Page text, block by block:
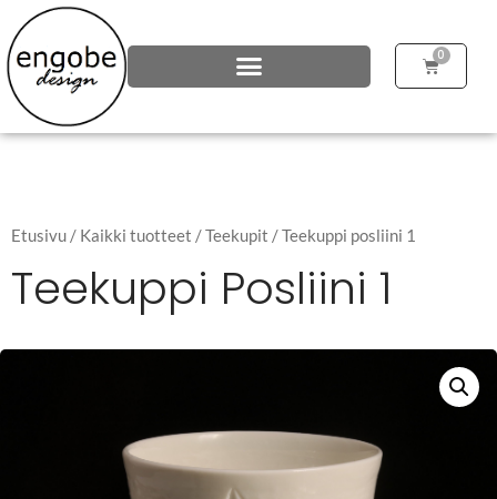
0
Etusivu / Kaikki tuotteet /Teekupit / Teekuppi posliini 1
Teekuppi Posliini 1